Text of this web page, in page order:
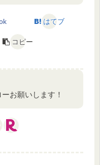
はてブ
コピー
お願いします！